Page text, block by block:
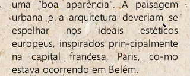
uma “boa aparência". A paisagem
urbana e a arquitetura deveriam se
espelhar nos ideais estéticos
europeus, inspirados prin-cipalmente
na capital francesa, Paris, co-mo
estava ocorrendo em Belém.